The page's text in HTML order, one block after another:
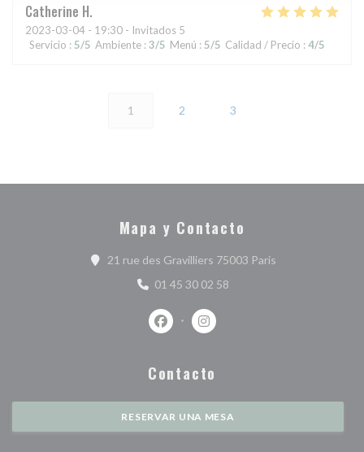
Catherine H
2023-03-04 - 19:30 - Invitados 5
Servicio : 5/5 Ambiente : 3/5 Menú : 5/5 Calidad / Precio : 4/5
1 2 3
Mapa y Contacto
21 rue des Gravilliers 75003 Paris((abre en una
01 45 30 02 58
Facebook ((abre en una nueva
Instagram ((abre en una
Contacto
RESERVAR UNA MESA